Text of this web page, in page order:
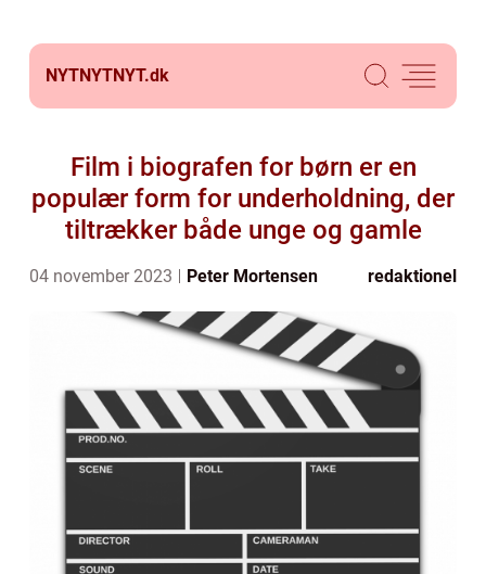
NYTNYTNYT.dk
Film i biografen for børn er en
populær form for underholdning, der
tiltrækker både unge og gamle
04 november 2023 Peter Mortensen redaktionel